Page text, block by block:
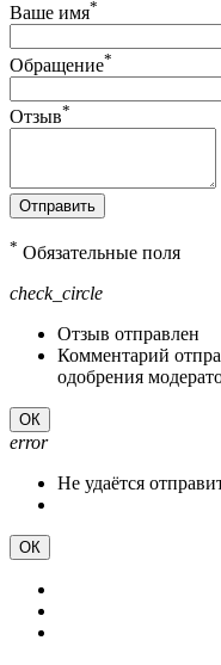
Ваше имя*
Обращение*
Отзыв*
Отправить
* Обязательные поля
check_circle
Отзыв отправлен
Комментарий
одобрения
ОК
error
Не удаётся
ОК